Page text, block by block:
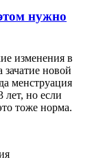
нужно
изменения в
новой
менструация
лет, но если
тоже норма.